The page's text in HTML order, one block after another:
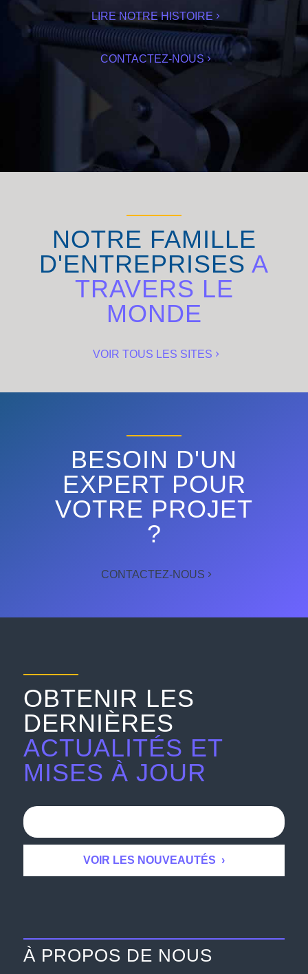
LIRE NOTRE HISTOIRE
CONTACTEZ-NOUS
NOTRE FAMILLE
D'ENTREPRISES A
TRAVERS LE
MONDE
VOIR TOUS LES SITES
BESOIN D'UN
EXPERT POUR
VOTRE PROJET
?
CONTACTEZ-NOUS
OBTENIR LES
DERNIÈRES
ACTUALITÉS ET
MISES À JOUR
À PROPOS DE NOUS